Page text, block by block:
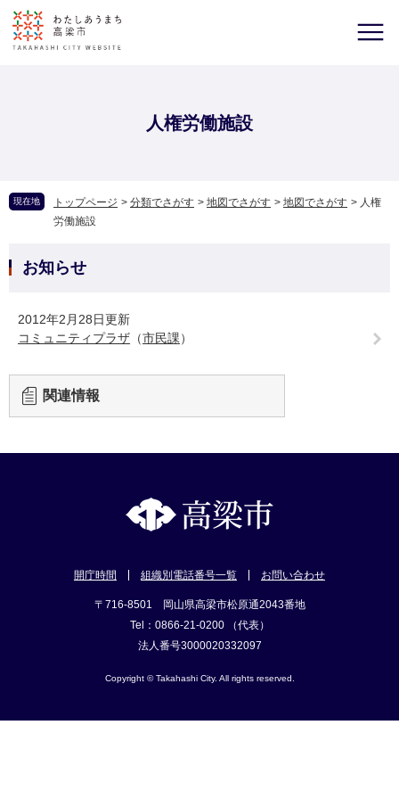
人権労働施設
現在地 トップページ > 分類でさがす > 地図でさがす > 地図でさがす > 人権
労働施設
お知らせ
2012年2月28日更新
コミュニティプラザ （市民課）
関連情報
開庁時間 組織別電話番号一覧 お問い合わせ
〒716-8501 岡山県高梁市松原通2043番地
Tel：0866-21-0200 （代表）
法人番号3000020332097
Copyright © Takahashi City. All rights reserved.